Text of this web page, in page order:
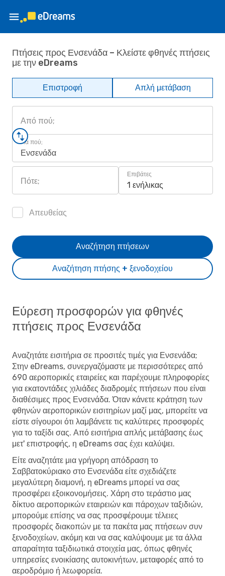
Πτήσεις προς Ενσενάδα – Κλείστε φθηνές πτήσεις
με την eDreams
Επιστροφή Απλή μετάβαση
Από πού;
Για πού;
Ενσενάδα
Πότε;
Επιβάτες
1 ενήλικας
Απευθείας
Αναζήτηση πτήσης + ξενοδοχείου
Αναζήτηση πτήσεων
Εύρεση προσφορών για φθηνές
πτήσεις προς Ενσενάδα
Αναζητάτε εισιτήρια σε προσιτές τιμές για Ενσενάδα;
Στην eDreams, συνεργαζόμαστε με περισσότερες από
690 αεροπορικές εταιρείες και παρέχουμε πληροφορίες
για εκατοντάδες χιλιάδες διαδρομές πτήσεων που είναι
διαθέσιμες προς Ενσενάδα. Όταν κάνετε κράτηση των
φθηνών αεροπορικών εισιτηρίων μαζί μας, μπορείτε να
είστε σίγουροι ότι λαμβάνετε τις καλύτερες προσφορές
για το ταξίδι σας. Από εισιτήρια απλής μετάβασης έως
μετ' επιστροφής, η eDreams σας έχει καλύψει.
Είτε αναζητάτε μια γρήγορη απόδραση το
Σαββατοκύριακο στο Ενσενάδα είτε σχεδιάζετε
μεγαλύτερη διαμονή, η eDreams μπορεί να σας
προσφέρει εξοικονομήσεις. Χάρη στο τεράστιο μας
δίκτυο αεροπορικών εταιρειών και πάροχων ταξιδιών,
μπορούμε επίσης να σας προσφέρουμε τέλειες
προσφορές διακοπών με τα πακέτα μας πτήσεων συν
ξενοδοχείων, ακόμη και να σας καλύψουμε με τα άλλα
απαραίτητα ταξιδιωτικά στοιχεία μας, όπως φθηνές
υπηρεσίες ενοικίασης αυτοκινήτων, μεταφορές από το
αεροδρόμιο ή λεωφορεία.